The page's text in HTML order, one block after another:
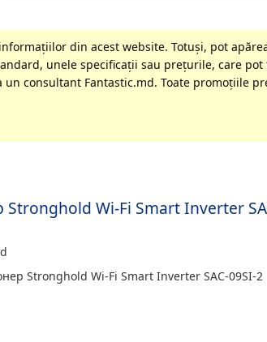
din acest website. Totuși, pot
unele specificaţii sau preţurile, care
consultant Fantastic.md. Toate promoţiile
Wi-Fi Smart Inverter
Stronghold Wi-Fi Smart Inverter SAC-09SI-2